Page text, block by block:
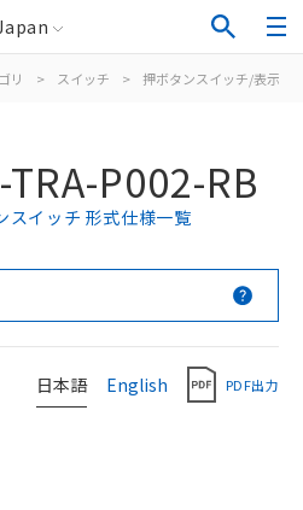
リ > スイッチ > 押ボタンスイッチ/表示灯
P002-RB
スイッチ 形式仕様一覧
日本語 English PDF出力